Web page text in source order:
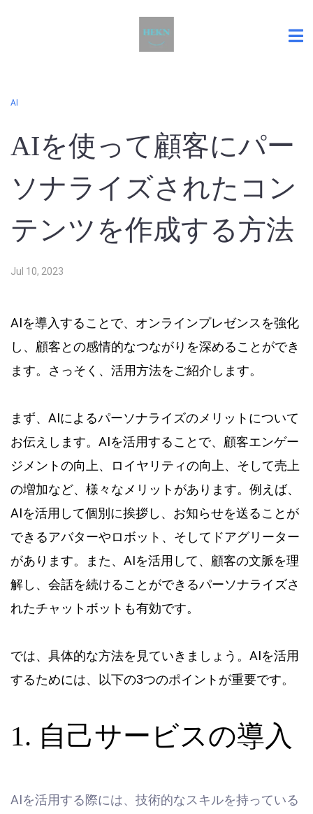
AI
AIを使って顧客にパー
ソナライズされたコン
テンツを作成する方法
Jul 10, 2023
AIを導入することで、オンラインプレゼンスを強化
し、顧客との感情的なつながりを深めることができ
ます。さっそく、活用方法をご紹介します。
まず、AIによるパーソナライズのメリットについて
お伝えします。AIを活用することで、顧客エンゲー
ジメントの向上、ロイヤリティの向上、そして売上
の増加など、様々なメリットがあります。例えば、
AIを活用して個別に挨拶し、お知らせを送ることが
できるアバターやロボット、そしてドアグリーター
があります。また、AIを活用して、顧客の文脈を理
解し、会話を続けることができるパーソナライズさ
れたチャットボットも有効です。
では、具体的な方法を見ていきましょう。AIを活用
するためには、以下の3つのポイントが重要です。
1. 自己サービスの導入
AIを活用する際には、技術的なスキルを持っている